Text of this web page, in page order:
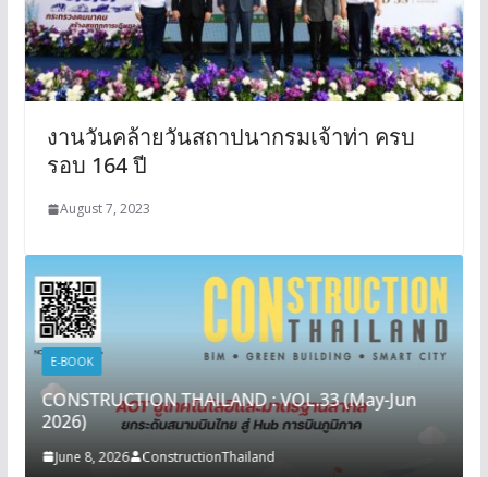
งานวันคล้ายวันสถาปนากรมเจ้าท่า ครบ
รอบ 164 ปี
August 7, 2023
E-BOOK
CONSTRUCTION THAILAND : VOL.33 (May-Jun
2026)
June 8, 2026 ConstructionThailand